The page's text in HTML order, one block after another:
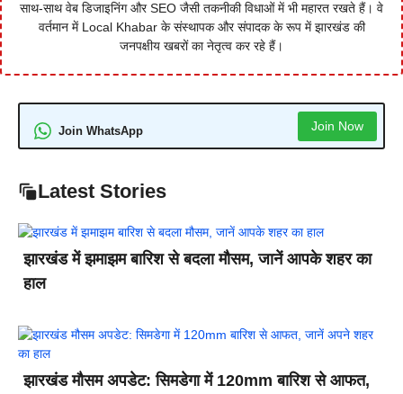
साथ-साथ वेब डिजाइनिंग और SEO जैसी तकनीकी विधाओं में भी महारत रखते हैं। वे
वर्तमान में Local Khabar के संस्थापक और संपादक के रूप में झारखंड की
जनपक्षीय खबरों का नेतृत्व कर रहे हैं।
Join WhatsApp Join Now
Latest Stories
झारखंड में झमाझम बारिश से बदला मौसम, जानें आपके शहर का
हाल
झारखंड मौसम अपडेट: सिमडेगा में 120mm बारिश से आफत,